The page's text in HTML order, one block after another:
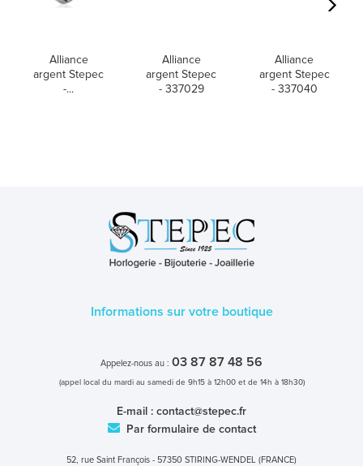
Alliance
argent Stepec
-...
Alliance
argent Stepec
- 337029
Alliance
argent Stepec
- 337040
Informations sur votre boutique
Appelez-nous au : 03 87 87 48 56
(appel local du mardi au samedi de 9h15 à 12h00 et de 14h à 18h30)
E-mail : contact@stepec.fr
Par formulaire de contact
52, rue Saint François - 57350 STIRING-WENDEL (FRANCE)